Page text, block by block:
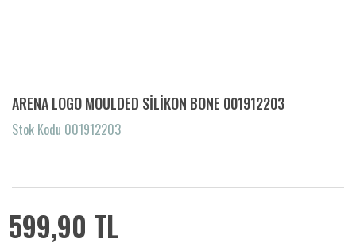
ARENA LOGO MOULDED SİLİKON BONE 001912203
Stok Kodu 001912203
599,90 TL